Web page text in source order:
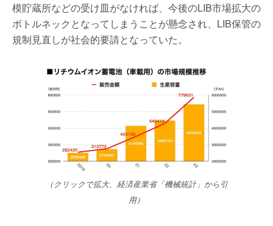
模貯蔵所などの受け皿がなければ、今後のLIB市場拡大の
ボトルネックとなってしまうことが懸念され、LIB保管の
規制見直しが社会的要請となっていた。
（クリックで拡大、経済産業省「機械統計」から引
用）